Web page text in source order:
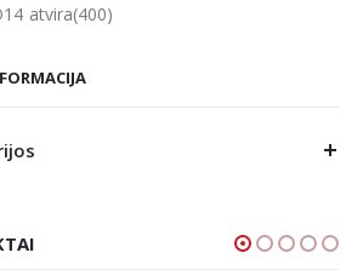
atvira(400)